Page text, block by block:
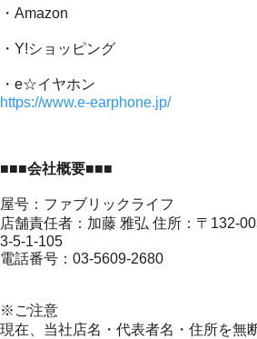
・Amazon
・Y!ショッピング
・e☆イヤホン
https://www.e-earphone.jp/
■■■会社概要■■■
屋号：ファブリックライフ
店舗責任者：加藤 雅弘 住所：〒132-
3-5-1-105
電話番号：03-5609-2680
※ご注意
現在、当社店名・代表者名・住所を無